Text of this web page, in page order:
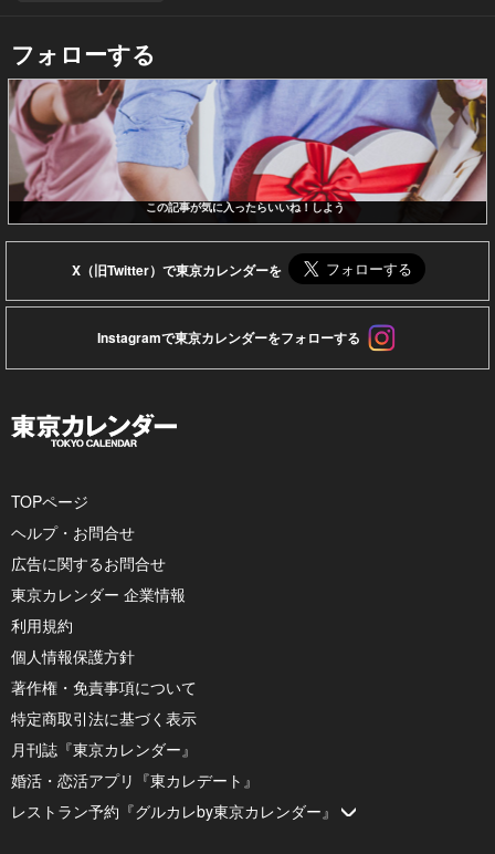
フォローする
この記事が気に入ったらいいね！しよう
X（旧Twitter）で東京カレンダーを
Instagramで東京カレンダーをフォローする
TOPページ
ヘルプ・お問合せ
広告に関するお問合せ
東京カレンダー 企業情報
利用規約
個人情報保護方針
著作権・免責事項について
特定商取引法に基づく表示
月刊誌『東京カレンダー』
婚活・恋活アプリ『東カレデート』
レストラン予約『グルカレby東京カレンダー』